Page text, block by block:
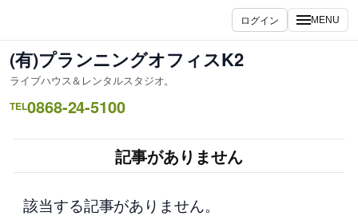
を
ス
キ
ッ
ログイン MENU
(有)プランニングオフィスK2
ライブハウス＆レンタルスタジオ。
TEL0868-24-5100
記事がありません
該当する記事がありません。